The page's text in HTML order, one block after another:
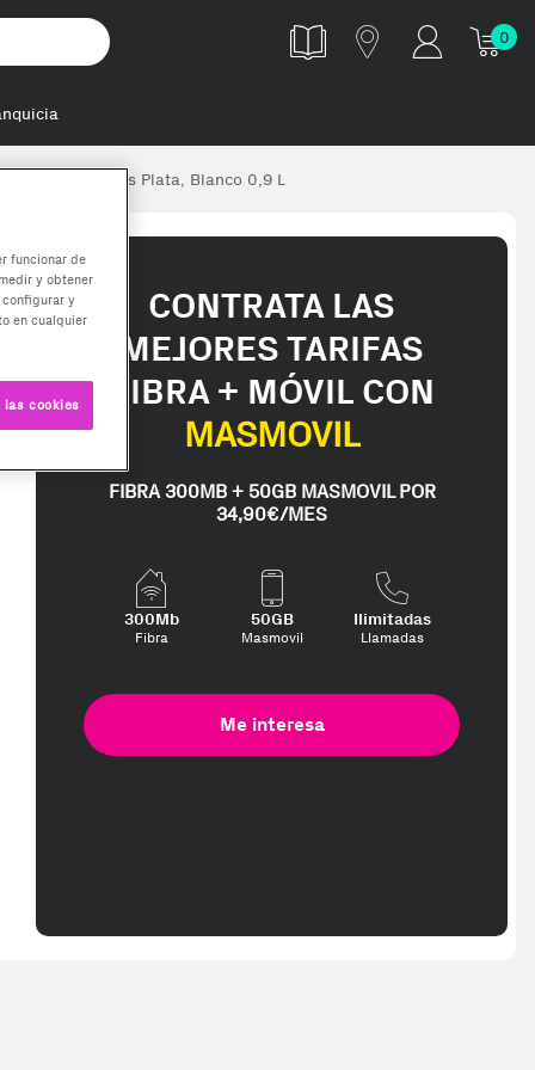
0
café en cápsulas Plata, Blanco 0,9 L
CONTRATA LAS
MEJORES TARIFAS
FIBRA + MÓVIL CON
MASMOVIL
FIBRA 300MB + 50GB MASMOVIL POR
34,90€/MES
300Mb
Fibra
50GB
Masmovil
Ilimitadas
Llamadas
Me interesa
funcionar de
y obtener
y
en cualquier
cookies